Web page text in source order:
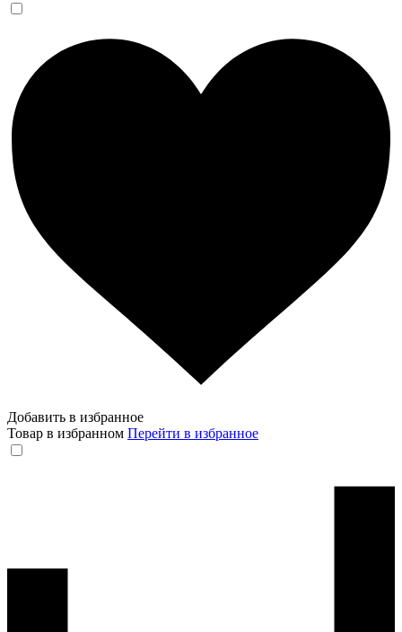
Добавить в избранное
Товар в избранном Перейти в избранное